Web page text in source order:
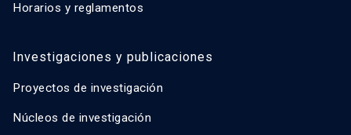
Horarios y reglamentos
Investigaciones y publicaciones
Proyectos de investigación
Núcleos de investigación